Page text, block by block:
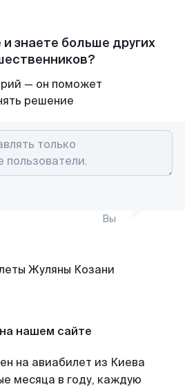
знаете больше других
— он поможет
решение
Вы
нашем сайте
на авиабилет из Киева
месяца в году, каждую